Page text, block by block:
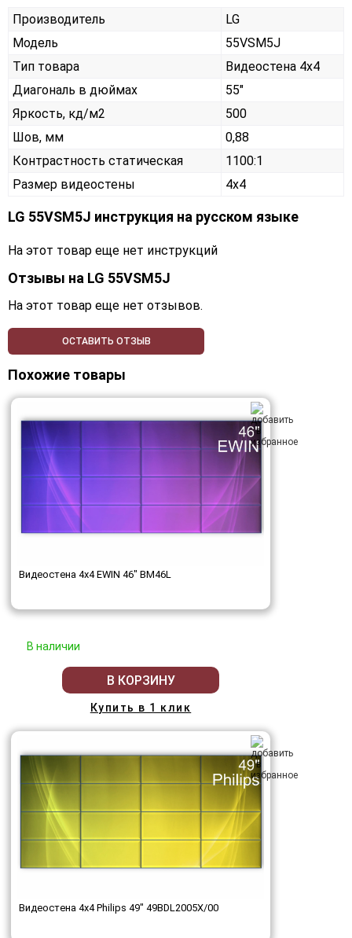
Производитель
LG
Модель
55VSM5J
Тип товара
Видеостена 4х4
Диагональ в дюймах
55"
Яркость, кд/м2
500
Шов, мм
0,88
Контрастность статическая
1100:1
Размер видеостены
4x4
LG 55VSM5J инструкция на русском языке
На этот товар еще нет инструкций
Отзывы на LG 55VSM5J
На этот товар еще нет отзывов.
ОСТАВИТЬ ОТЗЫВ
Похожие товары
Видеостена 4x4 EWIN 46" BM46L
В наличии
В КОРЗИНУ
Купить в 1 клик
Видеостена 4x4 Philips 49" 49BDL2005X/00